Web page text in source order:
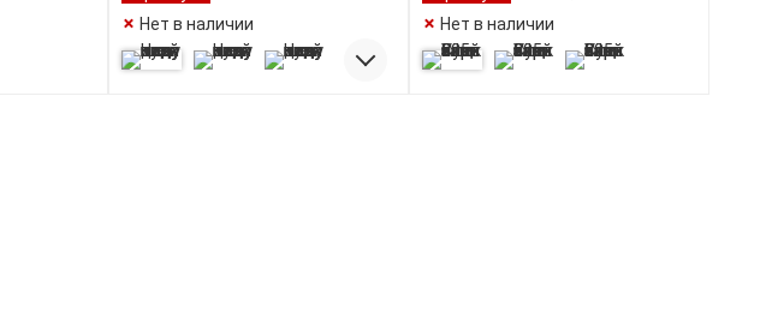
Нет в наличии
Нет в наличии